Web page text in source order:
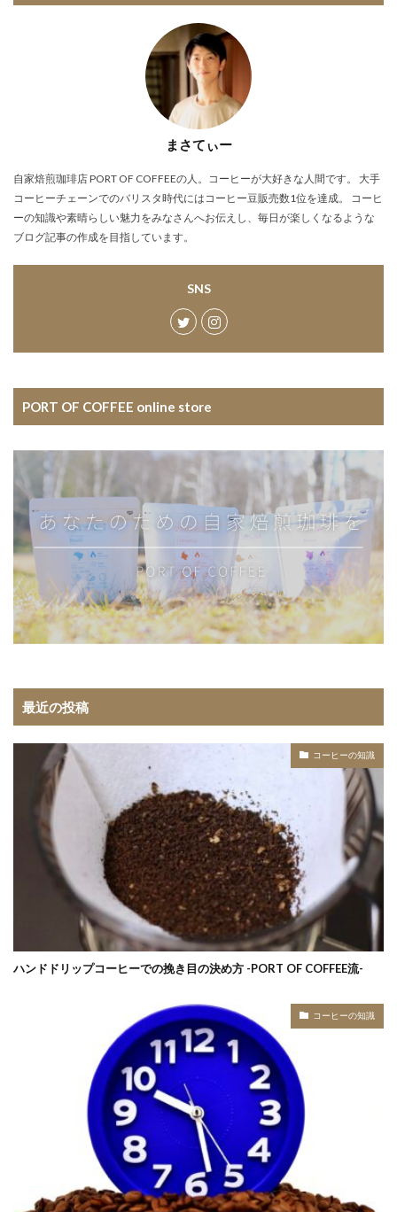
まさてぃー
自家焙煎珈琲店 PORT OF COFFEEの人。コーヒーが大好きな人間です。 大手
コーヒーチェーンでのバリスタ時代にはコーヒー豆販売数1位を達成。 コーヒ
ーの知識や素晴らしい魅力をみなさんへお伝えし、毎日が楽しくなるような
ブログ記事の作成を目指しています。
SNS
PORT OF COFFEE online store
最近の投稿
コーヒーの知識
ハンドドリップコーヒーでの挽き目の決め方 -PORT OF COFFEE流-
コーヒーの知識